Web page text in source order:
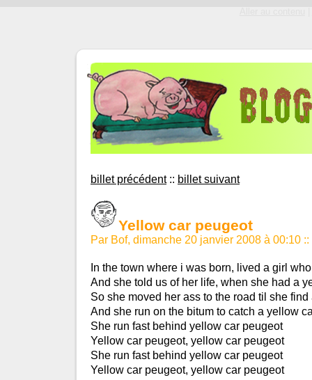
billet précédent:: billet suivant
Yellow car peugeot
Par Bof, dimanche 20 janvier 2008 à 00:10 ::
In the town where i was born, lived a girl
And she told us of her life, when she had a
So she moved her ass to the road til she
And she run on the bitum to catch a yellow
She run fast behind yellow car peugeot
Yellow car peugeot, yellow car peugeot
She run fast behind yellow car peugeot
Yellow car peugeot, yellow car peugeot